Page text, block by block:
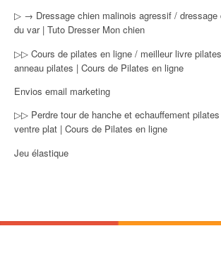
▷ → Dressage chien malinois agressif / dressage
du var | Tuto Dresser Mon chien
▷▷ Cours de pilates en ligne / meilleur livre
anneau pilates | Cours de Pilates en ligne
Envios email marketing
▷▷ Perdre tour de hanche et echauffement
ventre plat | Cours de Pilates en ligne
Jeu élastique